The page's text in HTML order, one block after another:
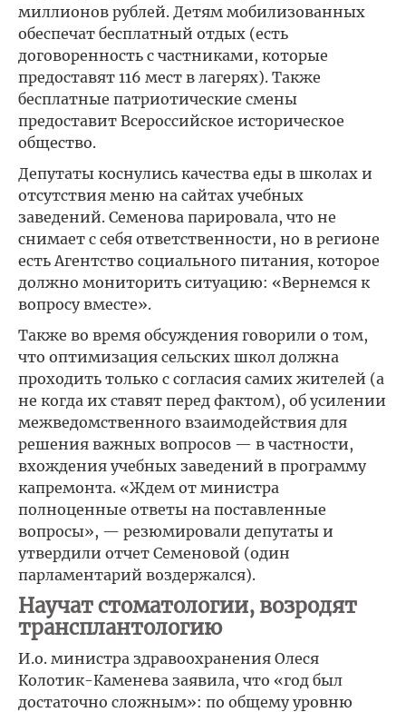
миллионов рублей. Детям мобилизованных
обеспечат бесплатный отдых (есть
договоренность с частниками, которые
предоставят 116 мест в лагерях). Также
бесплатные патриотические смены
предоставит Всероссийское историческое
общество.
Депутаты коснулись качества еды в школах и
отсутствия меню на сайтах учебных
заведений. Семенова парировала, что не
снимает с себя ответственности, но в регионе
есть Агентство социального питания, которое
должно мониторить ситуацию: «Вернемся к
вопросу вместе».
Также во время обсуждения говорили о том,
что оптимизация сельских школ должна
проходить только с согласия самих жителей (а
не когда их ставят перед фактом), об усилении
межведомственного взаимодействия для
решения важных вопросов — в частности,
вхождения учебных заведений в программу
капремонта. «Ждем от министра
полноценные ответы на поставленные
вопросы», — резюмировали депутаты и
утвердили отчет Семеновой (один
парламентарий воздержался).
Научат стоматологии, возродят
трансплантологию
И.о. министра здравоохранения Олеся
Колотик-Каменева заявила, что «год был
достаточно сложным»: по общему уровню